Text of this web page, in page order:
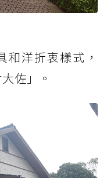
和洋折衷樣式，
佐」。